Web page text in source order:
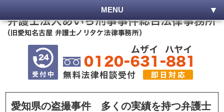
MENU
愛知県の盗撮事件 多くの実績を持つ弁護士